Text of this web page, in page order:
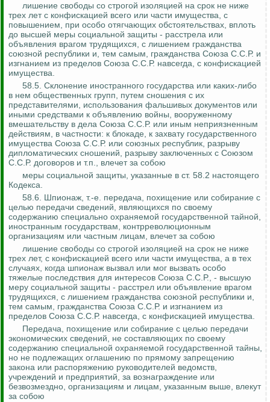
лишение свободы со строгой изоляцией на срок не ниже
трех лет с конфискацией всего или части имущества, с
повышением, при особо отягчающих обстоятельствах, вплоть
до высшей меры социальной защиты - расстрела или
объявления врагом трудящихся, с лишением гражданства
союзной республики и, тем самым, гражданства Союза С.С.Р. и
изгнанием из пределов Союза С.С.Р. навсегда, с конфискацией
имущества.
58.5. Склонение иностранного государства или каких-либо
в нем общественных групп, путем сношения с их
представителями, использования фальшивых документов или
иными средствами к объявлению войны, вооруженному
вмешательству в дела Союза С.С.Р. или иным неприязненным
действиям, в частности: к блокаде, к захвату государственного
имущества Союза С.С.Р. или союзных республик, разрыву
дипломатических сношений, разрыву заключенных с Союзом
С.С.Р. договоров и т.п., влечет за собою
меры социальной защиты, указанные в ст. 58.2 настоящего
Кодекса.
58.6. Шпионаж, т.-е. передача, похищение или собирание с
целью передачи сведений, являющихся по своему
содержанию специально охраняемой государственной тайной,
иностранным государствам, контрреволюционным
организациям или частным лицам, влечет за собою
лишение свободы со строгой изоляцией на срок не ниже
трех лет, с конфискацией всего или части имущества, а в тех
случаях, когда шпионаж вызвал или мог вызвать особо
тяжелые последствия для интересов Союза С.С.Р., - высшую
меру социальной защиты - расстрел или объявление врагом
трудящихся, с лишением гражданства союзной республики и,
тем самым, гражданства Союза С.С.Р. и изгнанием из
пределов Союза С.С.Р. навсегда, с конфискацией имущества.
Передача, похищение или собирание с целью передачи
экономических сведений, не составляющих по своему
содержанию специальной охраняемой государственной тайны,
но не подлежащих оглашению по прямому запрещению
закона или распоряжению руководителей ведомств,
учреждений и предприятий, за вознаграждение или
безвозмездно, организациям и лицам, указанным выше, влекут
за собою